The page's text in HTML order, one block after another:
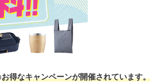
お得なキャンペーンが開催されています。